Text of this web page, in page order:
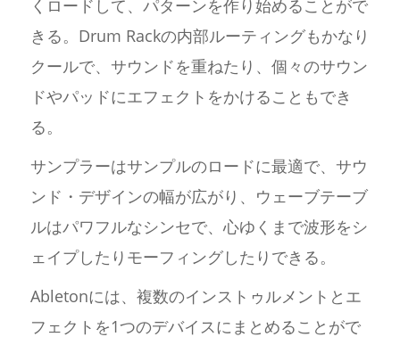
くロードして、パターンを作り始めることがで
きる。Drum Rackの内部ルーティングもかなり
クールで、サウンドを重ねたり、個々のサウン
ドやパッドにエフェクトをかけることもでき
る。
サンプラーはサンプルのロードに最適で、サウ
ンド・デザインの幅が広がり、ウェーブテーブ
ルはパワフルなシンセで、心ゆくまで波形をシ
ェイプしたりモーフィングしたりできる。
Abletonには、複数のインストゥルメントとエ
フェクトを1つのデバイスにまとめることがで